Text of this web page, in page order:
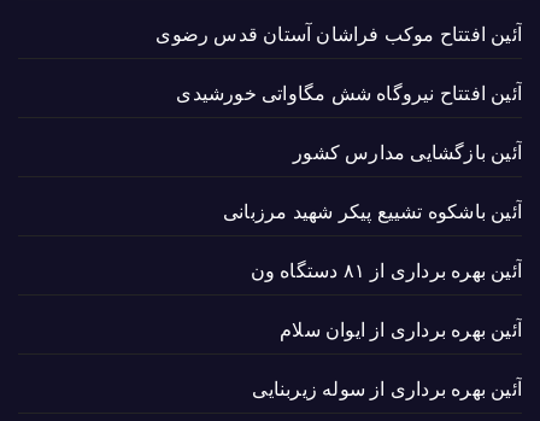
آئین افتتاح موکب فراشان آستان قدس رضوی
آئین افتتاح نیروگاه شش مگاواتی خورشیدی
آئین بازگشایی مدارس کشور
آئین باشکوه تشییع پیکر شهید مرزبانی
آئین بهره برداری از ۸۱ دستگاه ون
آئین بهره برداری از ایوان سلام
آئین بهره برداری از سوله زیربنایی